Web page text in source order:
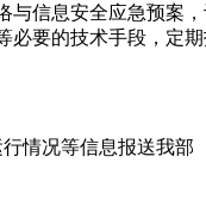
信息安全应急预案
要的技术手段，定
况等信息报送我部（